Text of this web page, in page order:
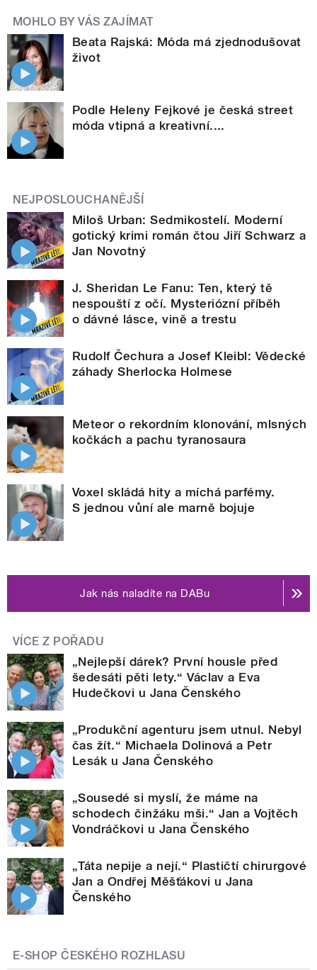
MOHLO BY VÁS ZAJÍMAT
Beata Rajská: Móda má zjednodušovat
život
Podle Heleny Fejkové je česká street
móda vtipná a kreativní....
NEJPOSLOUCHANĚJŠÍ
Miloš Urban: Sedmikostelí. Moderní
gotický krimi román čtou Jiří Schwarz a
Jan Novotný
J. Sheridan Le Fanu: Ten, který tě
nespouští z očí. Mysteriózní příběh
o dávné lásce, vině a trestu
Rudolf Čechura a Josef Kleibl: Vědecké
záhady Sherlocka Holmese
Meteor o rekordním klonování, mlsných
kočkách a pachu tyranosaura
Voxel skládá hity a míchá parfémy.
S jednou vůní ale marně bojuje
Jak nás naladíte na DABu
VÍCE Z POŘADU
„Nejlepší dárek? První housle před
šedesáti pěti lety.“ Václav a Eva
Hudečkovi u Jana Čenského
„Produkční agenturu jsem utnul. Nebyl
čas žít.“ Michaela Dolinová a Petr
Lesák u Jana Čenského
„Sousedé si myslí, že máme na
schodech činžáku mši.“ Jan a Vojtěch
Vondráčkovi u Jana Čenského
„Táta nepije a nejí.“ Plastičtí chirurgové
Jan a Ondřej Měšťákovi u Jana
Čenského
E-SHOP ČESKÉHO ROZHLASU